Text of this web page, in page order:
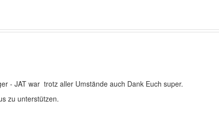
- JAT war trotz aller Umstände auch Dank Euch super.
zu unterstützen.